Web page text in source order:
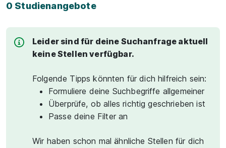
0 Studienangebote
Leider sind für deine Suchanfrage aktuell
keine Stellen verfügbar.
Folgende Tipps könnten für dich hilfreich sein:
Formuliere deine Suchbegriffe allgemeiner
Überprüfe, ob alles richtig geschrieben ist
Passe deine Filter an
Wir haben schon mal ähnliche Stellen für dich